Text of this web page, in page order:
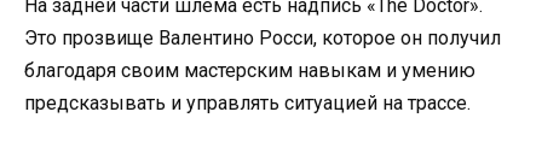
На задней части шлема есть надпись «The Doctor».
Это прозвище Валентино Росси, которое он получил
благодаря своим мастерским навыкам и умению
предсказывать и управлять ситуацией на трассе.